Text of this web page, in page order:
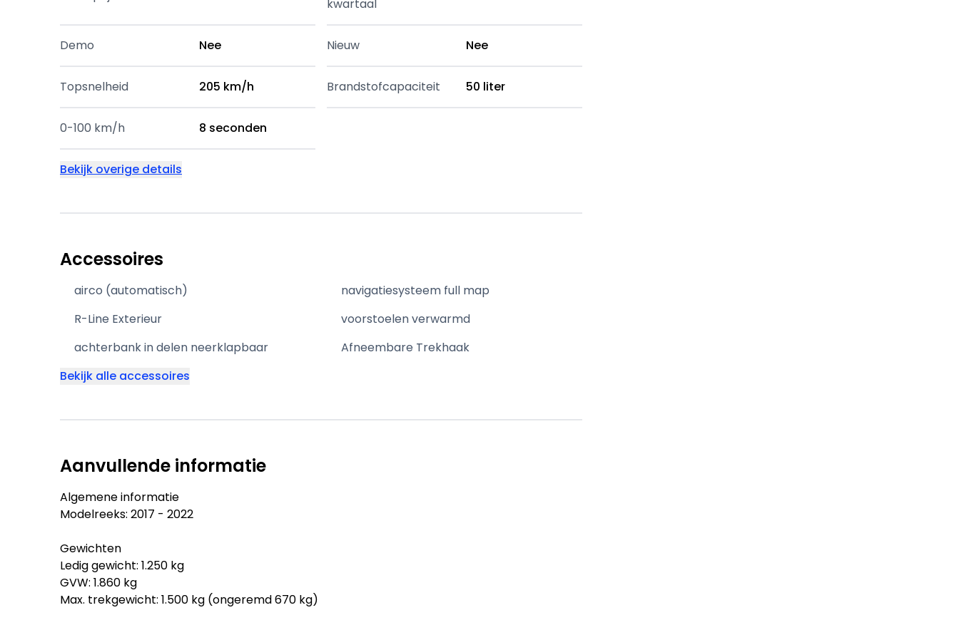
kwartaal
Demo Nee Nieuw Nee
Topsnelheid 205 km/h Brandstofcapaciteit 50 liter
0-100 km/h 8 seconden
Bekijk overige details
Accessoires
airco (automatisch)
navigatiesysteem full map
R-Line Exterieur
voorstoelen verwarmd
achterbank in delen neerklapbaar
Afneembare Trekhaak
Bekijk alle accessoires
Aanvullende informatie
Algemene informatie
Modelreeks: 2017 - 2022
Gewichten
Ledig gewicht: 1.250 kg
GVW: 1.860 kg
Max. trekgewicht: 1.500 kg (ongeremd 670 kg)